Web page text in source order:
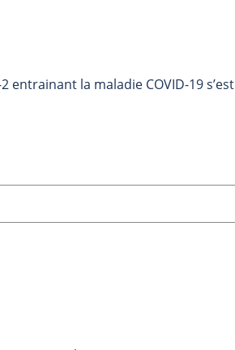
entrainant la maladie COVID-19 s’est